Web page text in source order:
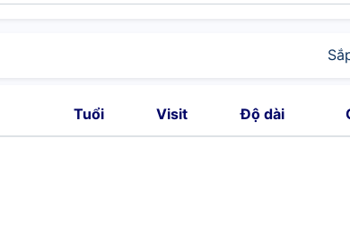
Tuổi Visit Độ dài